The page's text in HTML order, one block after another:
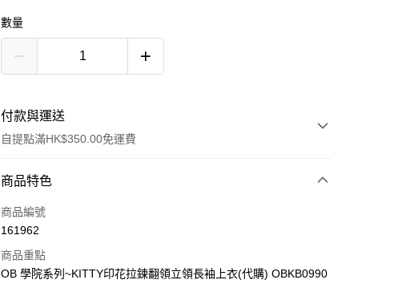
數量
付款與運送
自提點滿HK$350.00免運費
付款方式
信用卡
AlipayHK
商品特色
商品編號
161962
商品重點
OB 學院系列~KITTY印花拉鍊翻領立領長袖上衣(代購) OBKB0990